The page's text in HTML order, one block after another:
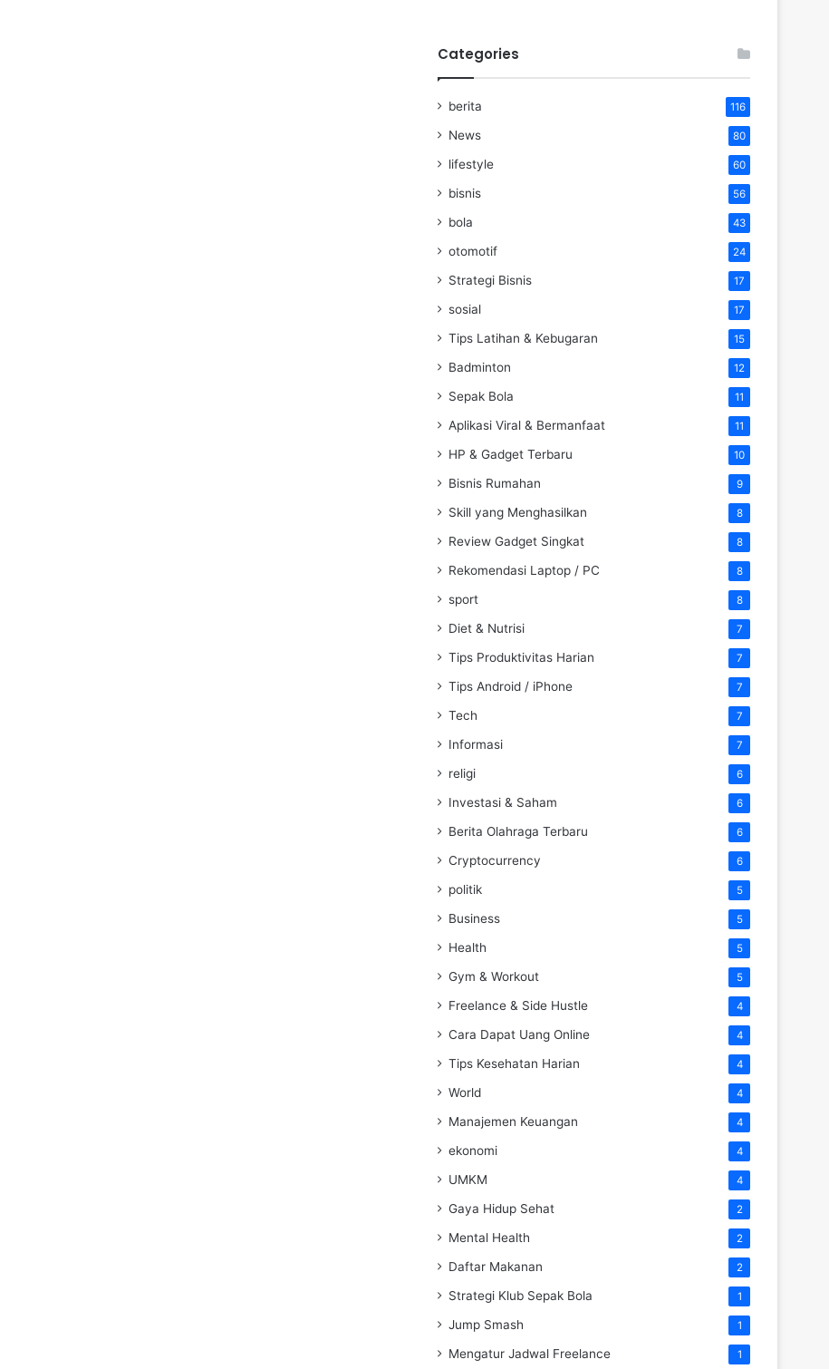
Categories
berita 116
News 80
lifestyle 60
bisnis 56
bola 43
otomotif 24
Strategi Bisnis 17
sosial 17
Tips Latihan & Kebugaran 15
Badminton 12
Sepak Bola 11
Aplikasi Viral & Bermanfaat 11
HP & Gadget Terbaru 10
Bisnis Rumahan 9
Skill yang Menghasilkan 8
Review Gadget Singkat 8
Rekomendasi Laptop / PC 8
sport 8
Diet & Nutrisi 7
Tips Produktivitas Harian 7
Tips Android / iPhone 7
Tech 7
Informasi 7
religi 6
Investasi & Saham 6
Berita Olahraga Terbaru 6
Cryptocurrency 6
politik 5
Business 5
Health 5
Gym & Workout 5
Freelance & Side Hustle 4
Cara Dapat Uang Online 4
Tips Kesehatan Harian 4
World 4
Manajemen Keuangan 4
ekonomi 4
UMKM 4
Gaya Hidup Sehat 2
Mental Health 2
Daftar Makanan 2
Strategi Klub Sepak Bola 1
Jump Smash 1
Mengatur Jadwal Freelance 1